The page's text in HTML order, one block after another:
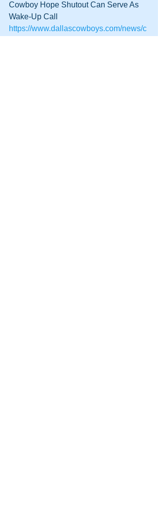
Cowboy Hope Shutout Can Serve As
Wake-Up Call
https://www.dallascowboys.com/news/c